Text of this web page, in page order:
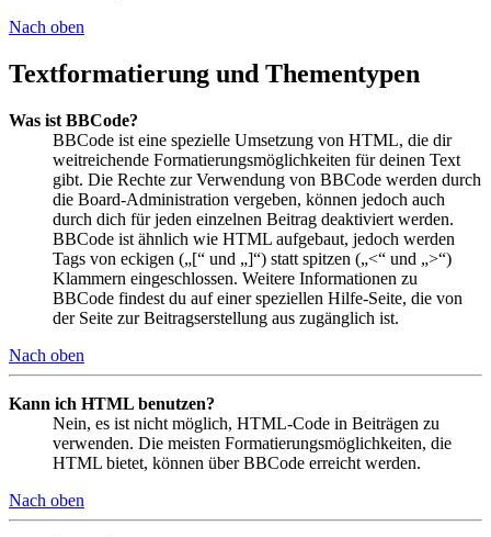
Nach oben
Textformatierung und Thementypen
Was ist BBCode?
BBCode ist eine spezielle Umsetzung von HTML, die dir
weitreichende Formatierungsmöglichkeiten für deinen Text
gibt. Die Rechte zur Verwendung von BBCode werden durch
die Board-Administration vergeben, können jedoch auch
durch dich für jeden einzelnen Beitrag deaktiviert werden.
BBCode ist ähnlich wie HTML aufgebaut, jedoch werden
Tags von eckigen („[“ und „]“) statt spitzen („<“ und „>“)
Klammern eingeschlossen. Weitere Informationen zu
BBCode findest du auf einer speziellen Hilfe-Seite, die von
der Seite zur Beitragserstellung aus zugänglich ist.
Nach oben
Kann ich HTML benutzen?
Nein, es ist nicht möglich, HTML-Code in Beiträgen zu
verwenden. Die meisten Formatierungsmöglichkeiten, die
HTML bietet, können über BBCode erreicht werden.
Nach oben